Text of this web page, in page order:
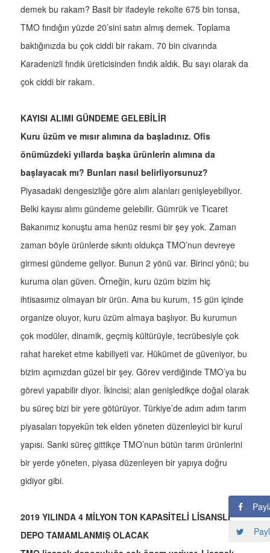
demek bu rakam? Basit bir ifadeyle rekolte 675 bin tonsa,
TMO fındığın yüzde 20’sini satın almış demek. Toplama
baktığınızda bu çok ciddi bir rakam. 70 bin civarında
Karadenizli fındık üreticisinden fındık aldık. Bu sayı olarak da
çok ciddi bir rakam.
KAYISI ALIMI GÜNDEME GELEBİLİR
Kuru üzüm ve mısır alımına da başladınız. Ofis
önümüzdeki yıllarda başka ürünlerin alımına da
başlayacak mı? Bunları nasıl belirliyorsunuz?
Piyasadaki dengesizliğe göre alım alanları genişleyebiliyor.
Belki kayısı alımı gündeme gelebilir. Gümrük ve Ticaret
Bakanımız konuştu ama henüz resmi bir şey yok. Zaman
zaman böyle ürünlerde sıkıntı oldukça TMO’nun devreye
girmesi gündeme geliyor. Bunun 2 yönü var. Birinci yönü; bu
kuruma olan güven. Örneğin, kuru üzüm bizim hiç
ihtisasımız olmayan bir ürün. Ama bu kurum, 15 gün içinde
organize oluyor, kuru üzüm almaya başlıyor. Bu kurumun
çok modüler, dinamik, geçmiş kültürüyle, tecrübesiyle çok
rahat hareket etme kabiliyeti var. Hükümet de güveniyor, bu
bizim açımızdan güzel bir şey. Görev verdiğinde TMO’ya bu
görevi yapabilir diyor. İkincisi; alan genişledikçe doğal olarak
bu süreç bizi bir yere götürüyor. Türkiye’de adım adım tarım
piyasaları topyekûn tek elden yöneten düzenleyici bir kurul
yapısı. Sanki süreç gittikçe TMO’nun bütün tarım ürünlerini
bir yerde yöneten, piyasa düzenleyen bir yapıya doğru
gidiyor gibi.
2019 YILINDA 4 MİLYON TON KAPASİTELİ LİSANSLI
DEPO TAMAMLANMIŞ OLACAK